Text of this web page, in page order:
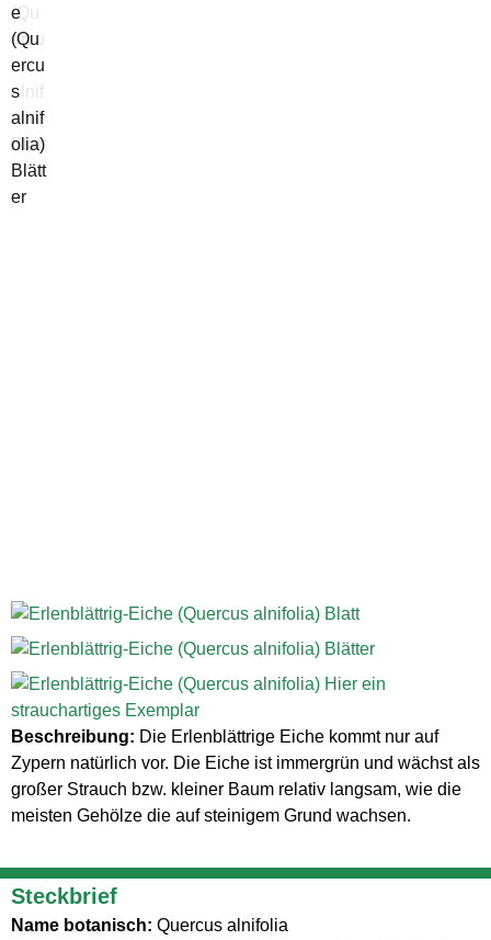
(Qu
ercu
s
alnif
olia)
Blatt
e
(Qu
ercu
s
alnif
olia)
Blätt
er
Beschreibung: Die Erlenblättrige Eiche kommt nur auf
Zypern natürlich vor. Die Eiche ist immergrün und wächst als
großer Strauch bzw. kleiner Baum relativ langsam, wie die
meisten Gehölze die auf steinigem Grund wachsen.
Steckbrief
Name botanisch: Quercus alnifolia